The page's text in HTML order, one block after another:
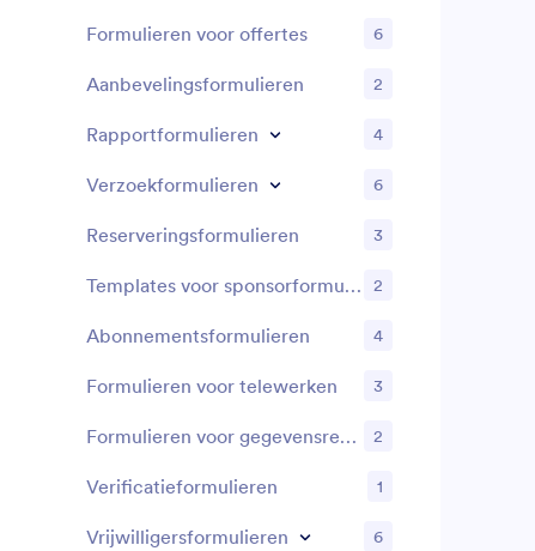
Formulieren voor offertes 6
Aanbevelingsformulieren 2
Rapportformulieren 4
Verzoekformulieren 6
Reserveringsformulieren 3
Templates voor sponsorformulieren 2
Abonnementsformulieren 4
Formulieren voor telewerken 3
Formulieren voor gegevensregistratie 2
Verificatieformulieren 1
Vrijwilligersformulieren 6